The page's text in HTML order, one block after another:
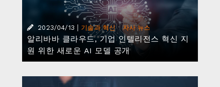
2023/04/13 기술과 혁신·자사 뉴스
알리바바 클라우드, 기업 인텔리전스 혁신 지
원 위한 새로운 AI 모델 공개